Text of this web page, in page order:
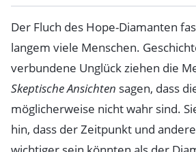
Der Fluch des Hope-Diamanten
langem viele Menschen.
verbundene Unglück ziehen die
Skeptische Ansichten sagen, dass
möglicherweise nicht wahr sind.
hin, dass der Zeitpunkt und